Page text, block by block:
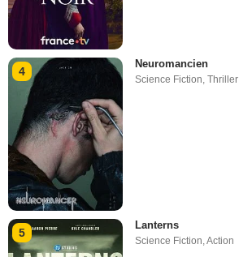
4
Neuromancien
Science Fiction,Thriller
5
Lanterns
Science Fiction ,Action